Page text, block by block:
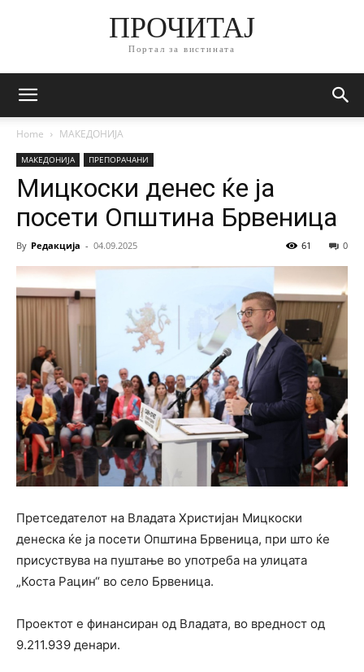
ПРОЧИТАЈ
Портал за вистината
Home МАКЕДОНИЈА
МАКЕДОНИЈА ПРЕПОРАЧАНИ
Мицкоски денес ќе ја
посети Општина Брвеница
By Редакција - 04.09.2025 0
61
Претседателот на Владата Христијан Мицкоски
денеска ќе ја посети Општина Брвеница, при што ќе
присуствува на пуштање во употреба на улицата
„Коста Рацин“ во село Брвеница.
Проектот е финансиран од Владата, во вредност од
9.211.939 денари.